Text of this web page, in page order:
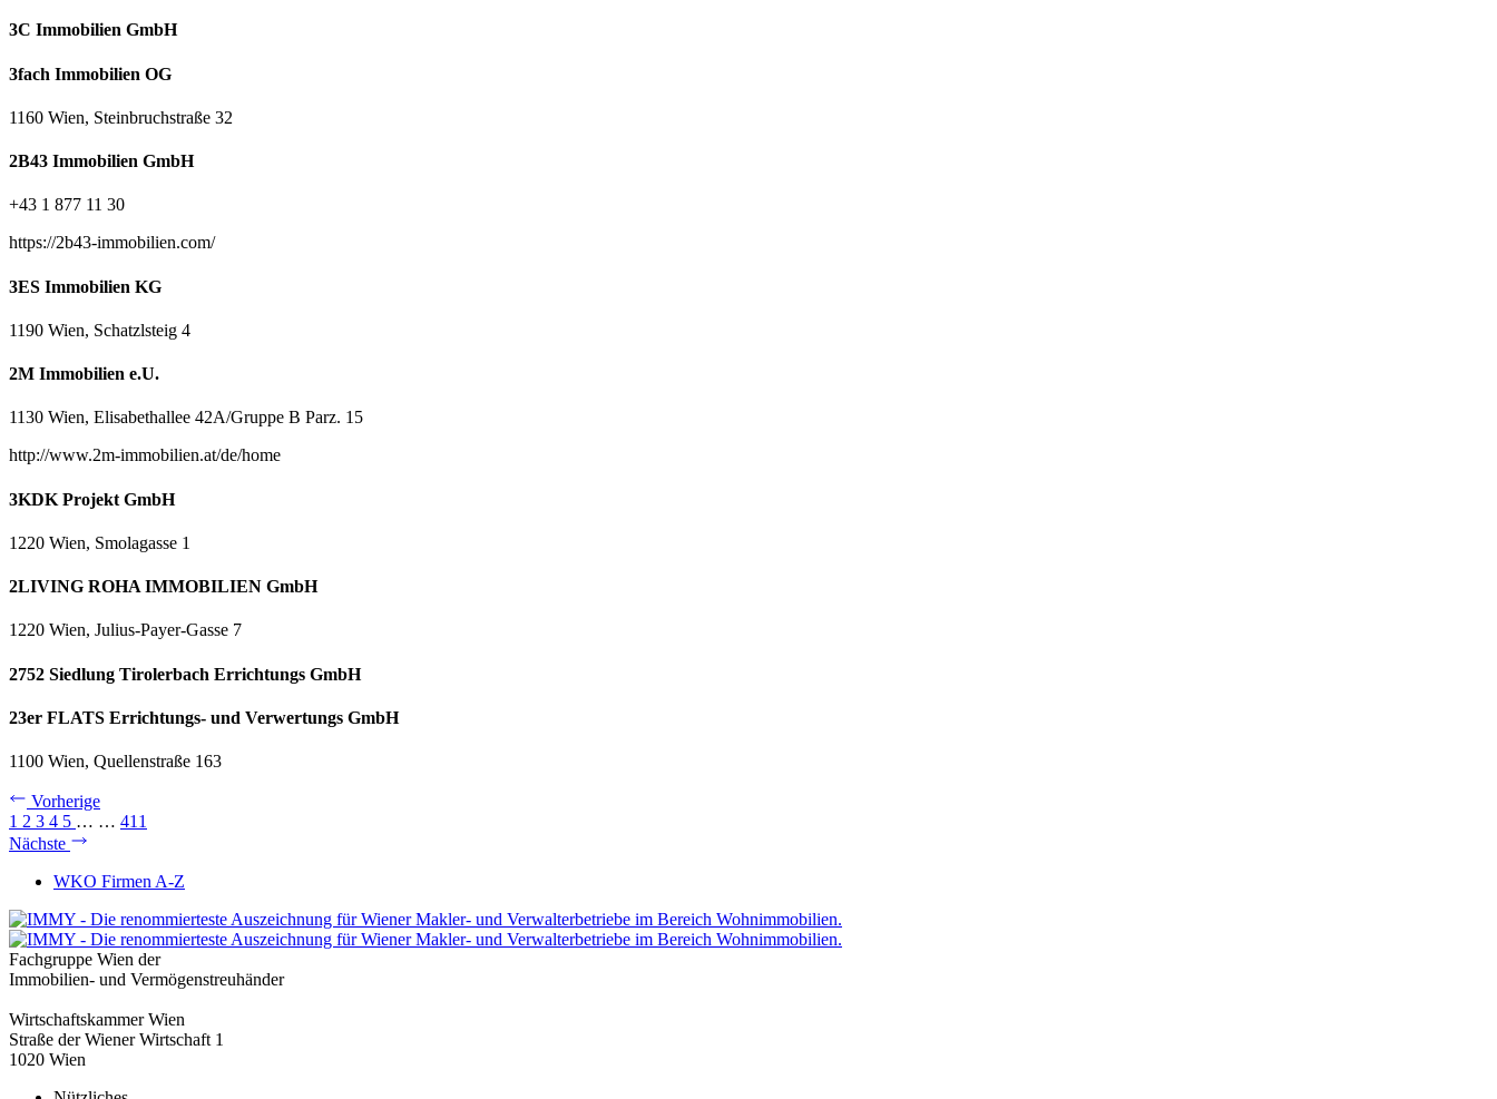
3C Immobilien GmbH
3fach Immobilien OG
1160 Wien, Steinbruchstraße 32
2B43 Immobilien GmbH
+43 1 877 11 30
https://2b43-immobilien.com/
3ES Immobilien KG
1190 Wien, Schatzlsteig 4
2M Immobilien e.U.
1130 Wien, Elisabethallee 42A/Gruppe B Parz. 15
http://www.2m-immobilien.at/de/home
3KDK Projekt GmbH
1220 Wien, Smolagasse 1
2LIVING ROHA IMMOBILIEN GmbH
1220 Wien, Julius-Payer-Gasse 7
2752 Siedlung Tirolerbach Errichtungs GmbH
23er FLATS Errichtungs- und Verwertungs GmbH
1100 Wien, Quellenstraße 163
Vorherige
1 2 3 4 5 … … 411
Nächste
WKO Firmen A-Z
Fachgruppe Wien der
Immobilien- und Vermögenstreuhänder
Wirtschaftskammer Wien
Straße der Wiener Wirtschaft 1
1020 Wien